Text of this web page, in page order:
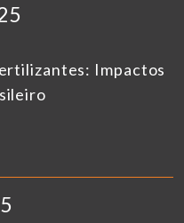
Impactos